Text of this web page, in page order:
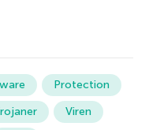
Protection
Viren